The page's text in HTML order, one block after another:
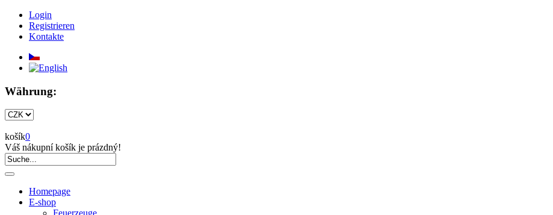
Login
Registrieren
Kontakte
Währung:
košík0
Váš nákupní košík je prázdný!
Homepage
E-shop